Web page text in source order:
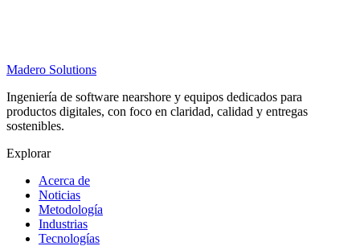
Madero Solutions
Ingeniería de software nearshore y equipos dedicados para
productos digitales, con foco en claridad, calidad y entregas
sostenibles.
Explorar
Acerca de
Noticias
Metodología
Industrias
Tecnologías